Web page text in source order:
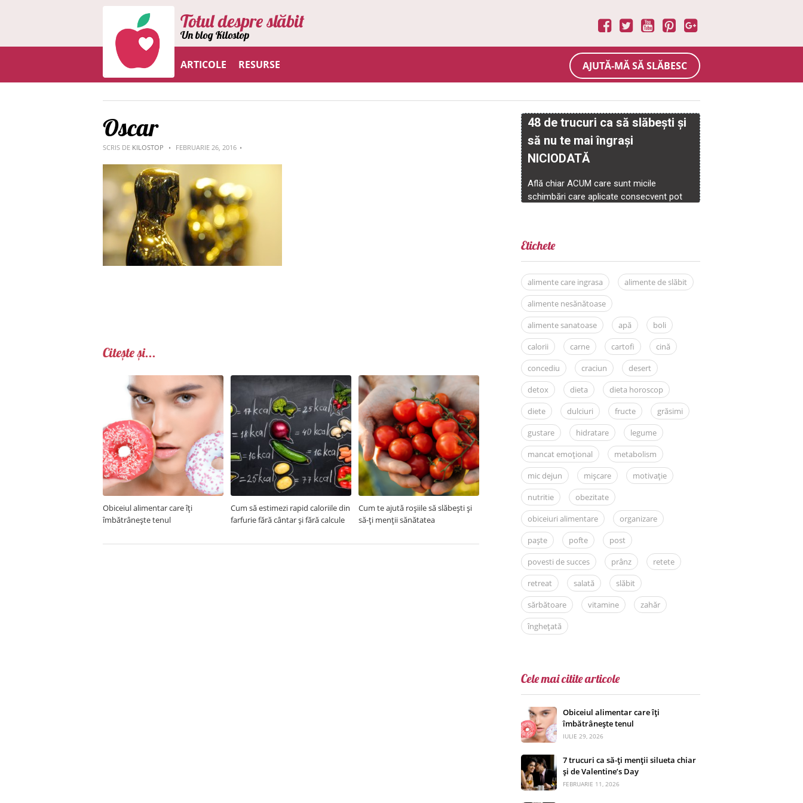
Totul despre slăbit
Un blog Kilostop
ARTICOLE RESURSE AJUTĂ-MĂ SĂ SLĂBESC
Oscar
SCRIS DE KILOSTOP FEBRUARIE 26, 2016
Citește și...
Obiceiul alimentar care îți
îmbătrânește tenul
Cum să estimezi rapid caloriile din
farfurie fără cântar și fără calcule
Cum te ajută roșiile să slăbești și
să-ți menții sănătatea
Etichete
alimente care ingrasa
alimente de slăbit
alimente nesănătoase
alimente sanatoase
apă
boli
calorii
carne cartofi
cină
concediu
craciun
desert
detox
dieta
dieta horoscop
diete
dulciuri fructe
grăsimi
gustare
hidratare
legume
mancat emoțional
metabolism
mic dejun
mișcare
motivație
nutritie
obezitate
obiceiuri alimentare
organizare
paște
pofte
post
povesti de succes
prânz
retete
retreat
salată
slăbit
sărbătoare
vitamine
zahăr
înghețată
Cele mai citite articole
Obiceiul alimentar care îți
îmbătrânește tenul
IULIE 29, 2026
7 trucuri ca să-ți menții silueta chiar
și de Valentine’s Day
FEBRUARIE 11, 2026